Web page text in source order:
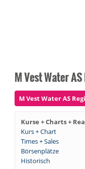
M Vest Water
M Vest Water AS
Kurse + Charts +
Kurs + Chart
Times + Sales
Börsenplätze
Historisch